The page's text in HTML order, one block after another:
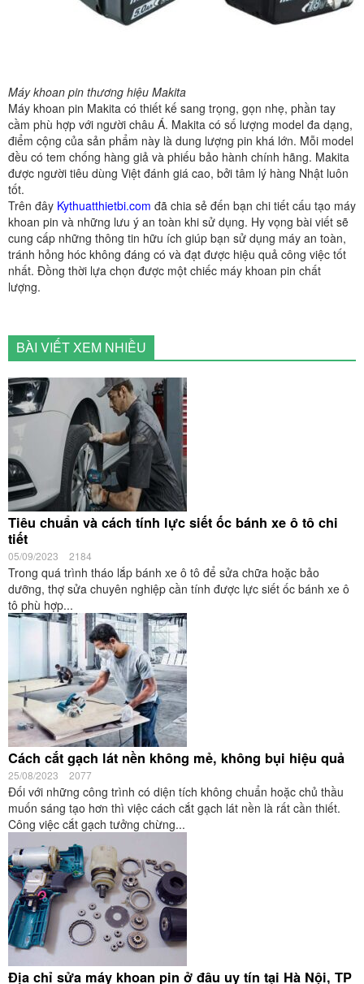
Máy khoan pin thương hiệu Makita
Máy khoan pin Makita có thiết kế sang trọng, gọn nhẹ, phần tay
cầm phù hợp với người châu Á. Makita có số lượng model đa dạng,
điểm cộng của sản phẩm này là dung lượng pin khá lớn. Mỗi model
đều có tem chống hàng giả và phiếu bảo hành chính hãng. Makita
được người tiêu dùng Việt đánh giá cao, bởi tâm lý hàng Nhật luôn
tốt.
Trên đây Kythuatthietbi.com đã chia sẻ đến bạn chi tiết cấu tạo máy
khoan pin và những lưu ý an toàn khi sử dụng. Hy vọng bài viết sẽ
cung cấp những thông tin hữu ích giúp bạn sử dụng máy an toàn,
tránh hỏng hóc không đáng có và đạt được hiệu quả công việc tốt
nhất. Đồng thời lựa chọn được một chiếc máy khoan pin chất
lượng.
BÀI VIẾT XEM NHIỀU
Tiêu chuẩn và cách tính lực siết ốc bánh xe ô tô chi
tiết
05/09/2023 2184
Trong quá trình tháo lắp bánh xe ô tô để sửa chữa hoặc bảo
dưỡng, thợ sửa chuyên nghiệp cần tính được lực siết ốc bánh xe ô
tô phù hợp...
Cách cắt gạch lát nền không mẻ, không bụi hiệu quả
25/08/2023 2077
Đối với những công trình có diện tích không chuẩn hoặc chủ thầu
muốn sáng tạo hơn thì việc cách cắt gạch lát nền là rất cần thiết.
Công việc cắt gạch tưởng chừng...
Địa chỉ sửa máy khoan pin ở đâu uy tín tại Hà Nội, TP